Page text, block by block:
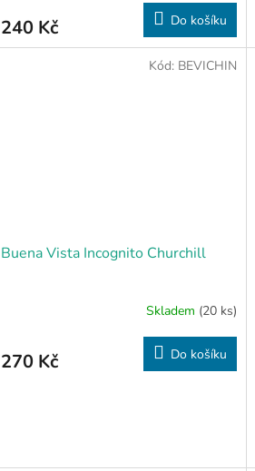
240 Kč Do košíku
Buena Vista Incognito Churchill
Skladem (20 ks)
270 Kč Do košíku
Kód: BEVICHIN